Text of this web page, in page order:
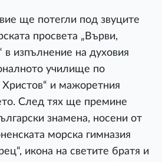
ще потегли под звуците
просвета „Върви,
в изпълнение на духовия
училище по
Христов“ и мажоретния
След тях ще премине
знамена, носени от
морска гимназия
икона на светите братя и